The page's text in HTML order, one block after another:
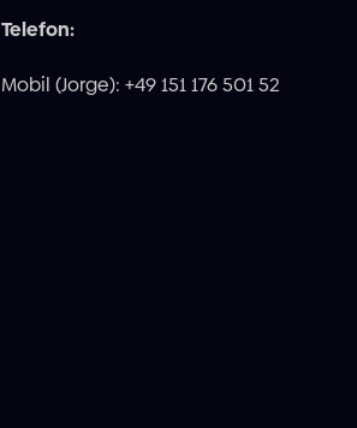
Telefon:
Mobil (Jorge): +49 151 176 501 52